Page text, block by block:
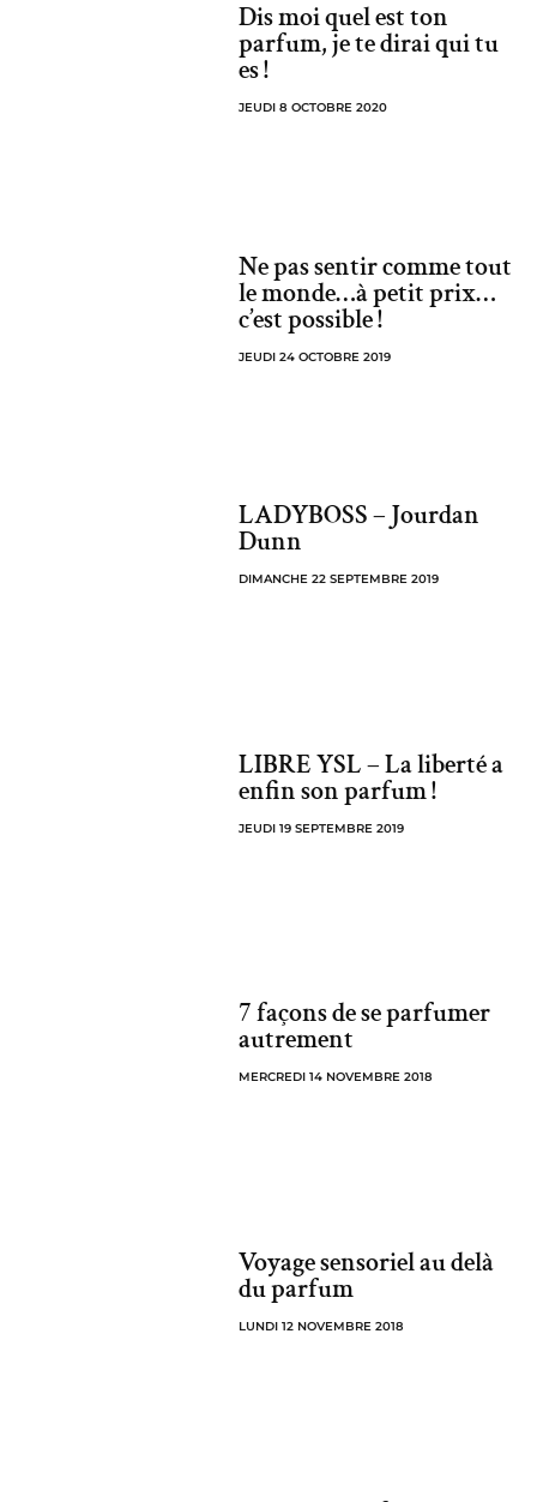
Dis moi quel est ton
parfum, je te dirai qui tu
es !
JEUDI 8 OCTOBRE 2020
Ne pas sentir comme tout
le monde…à petit prix…
c’est possible !
JEUDI 24 OCTOBRE 2019
LADYBOSS – Jourdan
Dunn
DIMANCHE 22 SEPTEMBRE 2019
LIBRE YSL – La liberté a
enfin son parfum !
JEUDI 19 SEPTEMBRE 2019
7 façons de se parfumer
autrement
MERCREDI 14 NOVEMBRE 2018
Voyage sensoriel au delà
du parfum
LUNDI 12 NOVEMBRE 2018